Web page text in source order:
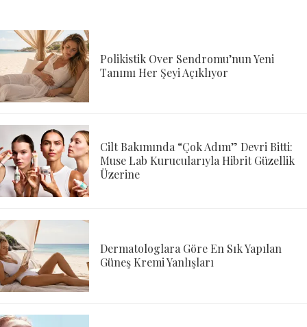
Polikistik Over Sendromu’nun Yeni
Tanımı Her Şeyi Açıklıyor
Cilt Bakımında “Çok Adım” Devri Bitti:
Muse Lab Kurucularıyla Hibrit Güzellik
Üzerine
Dermatologlara Göre En Sık Yapılan
Güneş Kremi Yanlışları